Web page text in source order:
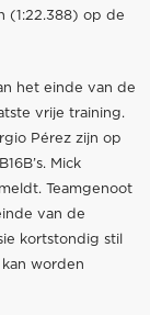
(1:22.388) op de
het einde van de
vrije training.
Pérez zijn op
Mick
Teamgenoot
van de
kortstondig stil
worden